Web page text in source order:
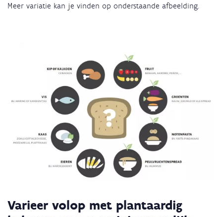
Meer variatie kan je vinden op onderstaande afbeelding.
Varieer volop met plantaardig